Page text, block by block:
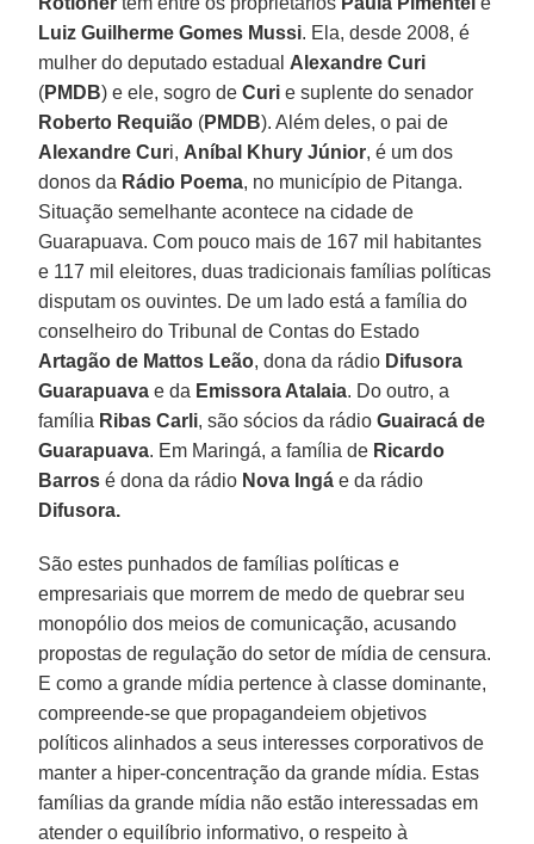
Luiz Guilherme Gomes Mussi. Ela, desde 2008, é
mulher do deputado estadual Alexandre Curi
(PMDB) e ele, sogro deCuri e suplente do senador
Roberto Requião (PMDB). Além deles, o pai de
Alexandre Curi, Aníbal Khury Júnior, é um dos
donos da Rádio Poema, no município de Pitanga.
Situação semelhante acontece na cidade de
Guarapuava. Com pouco mais de 167 mil habitantes
e 117 mil eleitores, duas tradicionais famílias políticas
disputam os ouvintes. De um lado está a família do
conselheiro do Tribunal de Contas do Estado
Artagão de Mattos Leão, dona da rádio Difusora
Guarapuava e da Emissora Atalaia. Do outro, a
família Ribas Carli, são sócios da rádioGuairacá de
Guarapuava. Em Maringá, a família de Ricardo
Barros é dona da rádio Nova Ingá e da rádio
Difusora.
São estes punhados de famílias políticas e
empresariais que morrem de medo de quebrar seu
monopólio dos meios de comunicação, acusando
propostas de regulação do setor de mídia de censura.
E como a grande mídia pertence à classe dominante,
compreende-se que propagandeiem objetivos
políticos alinhados a seus interesses corporativos de
manter a hiper-concentração da grande mídia. Estas
famílias da grande mídia não estão interessadas em
atender o equilíbrio informativo, o respeito à